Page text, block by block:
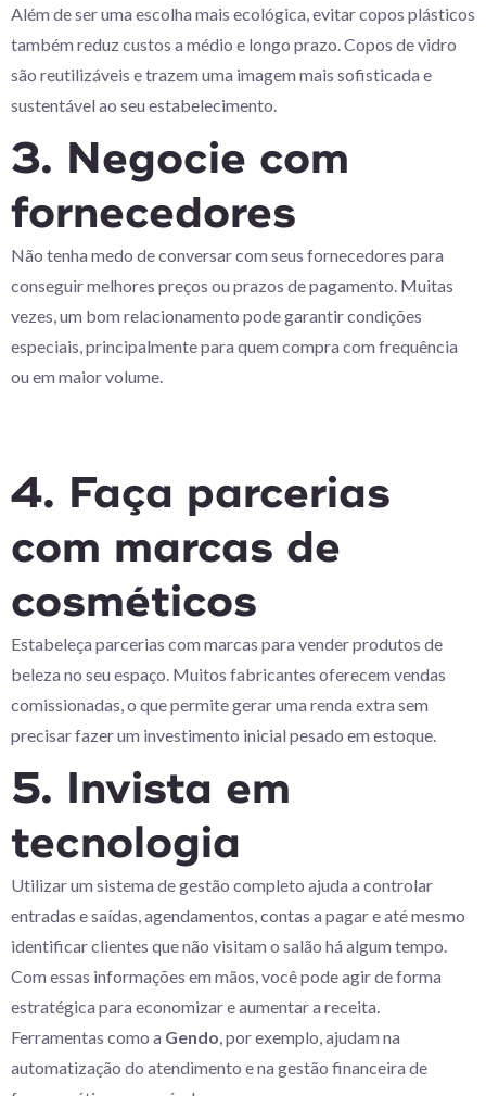
Além de ser uma escolha mais ecológica, evitar copos plásticos
também reduz custos a médio e longo prazo. Copos de vidro
são reutilizáveis e trazem uma imagem mais sofisticada e
sustentável ao seu estabelecimento.
3. Negocie com
fornecedores
Não tenha medo de conversar com seus fornecedores para
conseguir melhores preços ou prazos de pagamento. Muitas
vezes, um bom relacionamento pode garantir condições
especiais, principalmente para quem compra com frequência
ou em maior volume.
4. Faça parcerias
com marcas de
cosméticos
Estabeleça parcerias com marcas para vender produtos de
beleza no seu espaço. Muitos fabricantes oferecem vendas
comissionadas, o que permite gerar uma renda extra sem
precisar fazer um investimento inicial pesado em estoque.
5. Invista em
tecnologia
Utilizar um sistema de gestão completo ajuda a controlar
entradas e saídas, agendamentos, contas a pagar e até mesmo
identificar clientes que não visitam o salão há algum tempo.
Com essas informações em mãos, você pode agir de forma
estratégica para economizar e aumentar a receita.
Ferramentas como a Gendo, por exemplo, ajudam na
automatização do atendimento e na gestão financeira de